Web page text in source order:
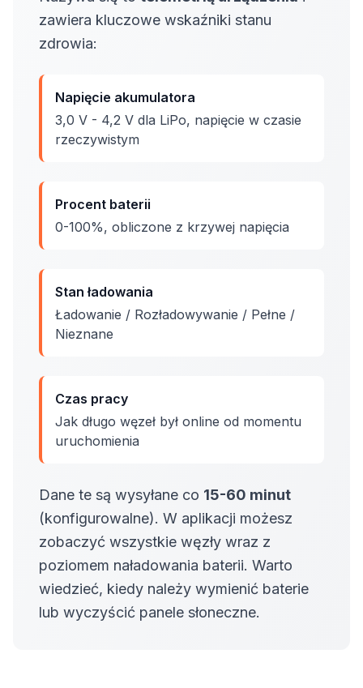
zawiera kluczowe wskaźniki stanu
zdrowia:
Napięcie akumulatora
3,0 V - 4,2 V dla LiPo, napięcie w czasie
rzeczywistym
Procent baterii
0-100%, obliczone z krzywej napięcia
Stan ładowania
Ładowanie / Rozładowywanie / Pełne /
Nieznane
Czas pracy
Jak długo węzeł był online od momentu
uruchomienia
Dane te są wysyłane co 15-60 minut
(konfigurowalne). W aplikacji możesz
zobaczyć wszystkie węzły wraz z
poziomem naładowania baterii. Warto
wiedzieć, kiedy należy wymienić baterie
lub wyczyścić panele słoneczne.